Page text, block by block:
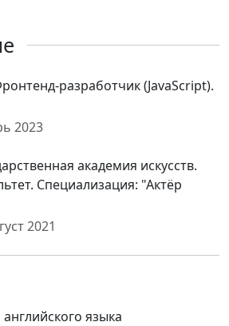
разработчик (JavaScript).
2023
академия искусств.
Специализация: "Актëр
2021
языка